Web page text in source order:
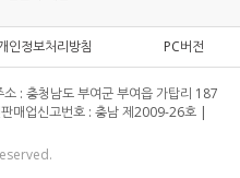
인정보처리방침 PC버전
소 : 충청남도 부여군 부여읍 가탑리 187
매업신고번호 : 충남 제2009-26호 |